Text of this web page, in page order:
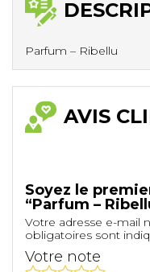
Parfum – Ribellu
AVIS
Soyez le
“Parfum –
Votre adresse e-mail
obligatoires sont
Votre note